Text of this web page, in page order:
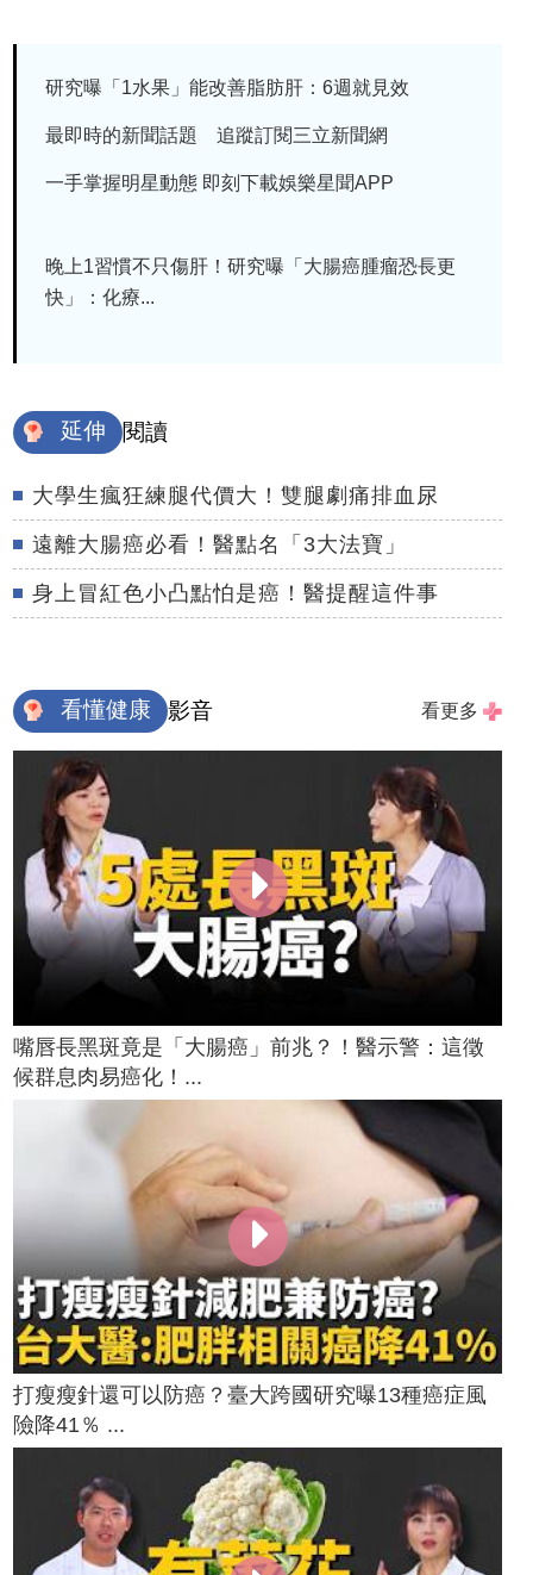
研究曝「1水果」能改善脂肪肝：6週就見效
最即時的新聞話題 追蹤訂閱三立新聞網
一手掌握明星動態 即刻下載娛樂星聞APP
晚上1習慣不只傷肝！研究曝「大腸癌腫瘤恐長更
快」：化療...
延伸 閱讀
大學生瘋狂練腿代價大！雙腿劇痛排血尿
遠離大腸癌必看！醫點名「3大法寶」
身上冒紅色小凸點怕是癌！醫提醒這件事
看懂健康 影音 看更多
嘴唇長黑斑竟是「大腸癌」前兆？！醫示警：這徵
候群息肉易癌化！...
打瘦瘦針還可以防癌？臺大跨國研究曝13種癌症風
險降41％ ...